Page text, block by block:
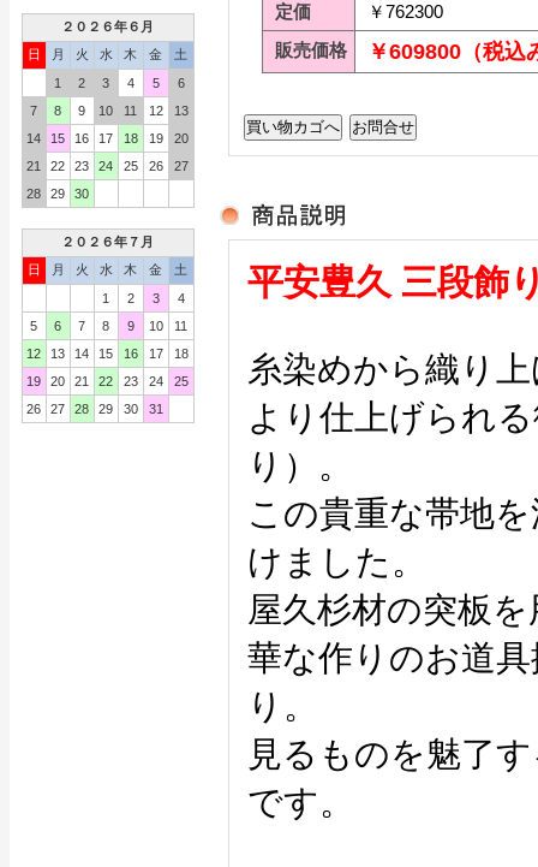
２０２６年６月
日
月 火 水 木 金
土
1
2 3 4 5
6
7
8 9 10 11 12
13
14
15 16 17 18 19
20
21
22 23 24 25 26
27
28
29 30
２０２６年７月
日
月 火 水 木 金
土
1
2 3
4
5
6 7 8 9 10
11
12
13 14 15 16 17
18
19
20 21 22 23 24
25
26
27 28 29 30 31
定価
￥762300
販売価格
￥609800（税込
平安豊久 三段飾
糸染めから織り
より仕上げられ
り）。
この貴重な帯地
けました。
屋久杉材の突板
華な作りのお道
り。
見るものを魅了
です。